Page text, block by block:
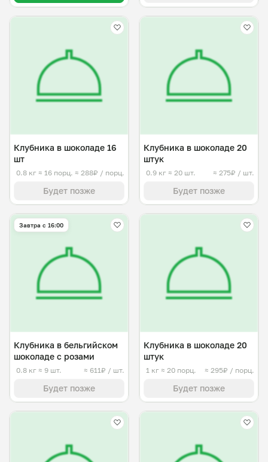
Клубника в шоколаде 16
шт
0.8 кг ≈ 16 порц. ≈ 288₽ / порц.
Будет позже
Клубника в шоколаде 20
штук
0.9 кг ≈ 20 шт. ≈ 275₽ / шт.
Будет позже
Завтра c 16:00
Клубника в бельгийском
шоколаде с розами
0.8 кг ≈ 9 шт. ≈ 611₽ / шт.
Будет позже
Клубника в шоколаде 20
штук
1 кг ≈ 20 порц. ≈ 295₽ / порц.
Будет позже